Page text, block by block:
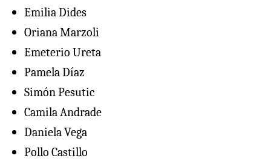
Emilia Dides
Oriana Marzoli
Emeterio Ureta
Pamela Díaz
Simón Pesutic
Camila Andrade
Daniela Vega
Pollo Castillo